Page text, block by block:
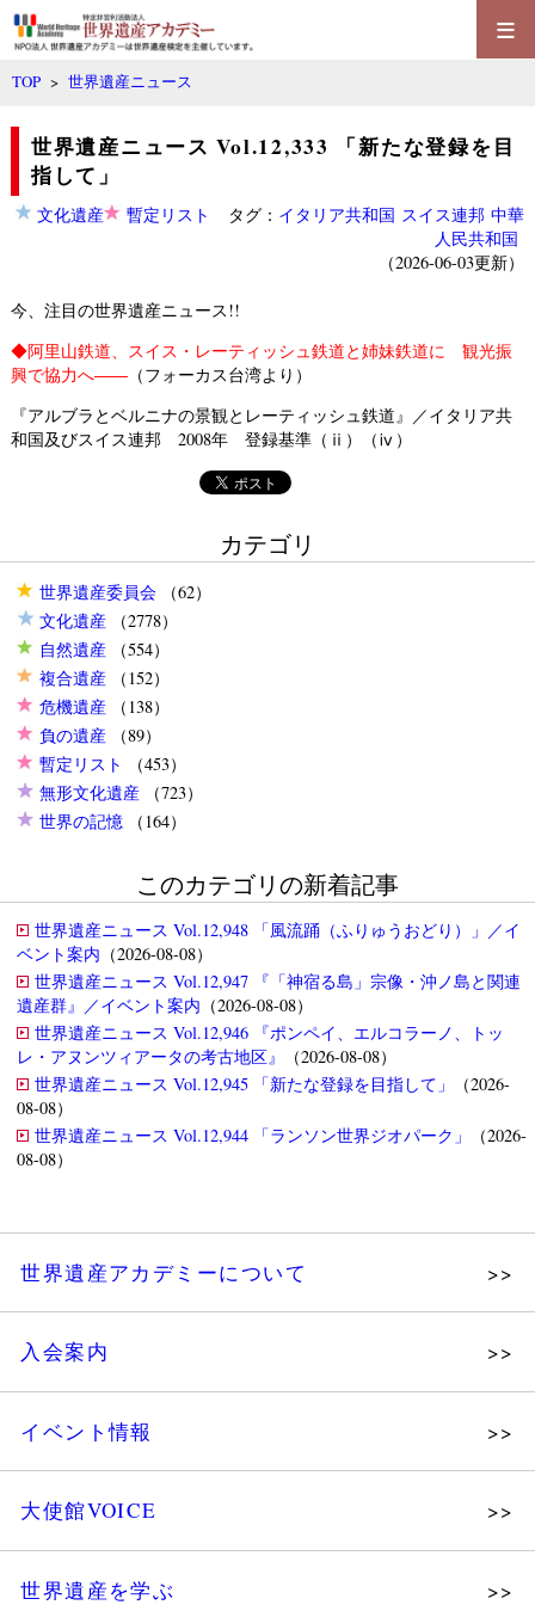
≡
TOP >世界遺産ニュース
世界遺産ニュース Vol.12,333 「新たな登録を目
指して」
文化遺産 暫定リスト タグ： イタリア共和国 スイス連邦 中華
人民共和国
（2026-06-03更新）
今、注目の世界遺産ニュース!!
◆阿里山鉄道、スイス・レーティッシュ鉄道と姉妹鉄道に 観光振
興で協力へ――（フォーカス台湾より）
『アルブラとベルニナの景観とレーティッシュ鉄道』／イタリア共
和国及びスイス連邦 2008年 登録基準（ⅱ）（ⅳ）
カテゴリ
世界遺産委員会（62）
文化遺産（2778）
自然遺産（554）
複合遺産（152）
危機遺産（138）
負の遺産（89）
暫定リスト
（453）
無形文化遺産（723）
世界の記憶（164）
このカテゴリの新着記事
世界遺産ニュース Vol.12,948 「風流踊（ふりゅうおどり）」／イ
ベント案内 （2026-08-08）
世界遺産ニュース Vol.12,947 『「神宿る島」宗像・沖ノ島と関連
遺産群』／イベント案内 （2026-08-08）
世界遺産ニュース Vol.12,946 『ポンペイ、エルコラーノ、トッ
レ・アヌンツィアータの考古地区』
（2026-08-08）
世界遺産ニュース Vol.12,945 「新たな登録を目指して」
（2026-
08-08）
世界遺産ニュース Vol.12,944 「ランソン世界ジオパーク」
（2026-
08-08）
世界遺産アカデミーについて
組織図・役員
法人会員・協賛団体／公認団体
入会案内
イベント情報
大使館VOICE
世界遺産を学ぶ